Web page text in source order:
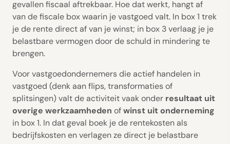
gevallen fiscaal aftrekbaar. Hoe dat werkt, hangt af
van de fiscale box waarin je vastgoed valt. In box 1 trek
je de rente direct af van je winst; in box 3 verlaag je je
belastbare vermogen door de schuld in mindering te
brengen.
Voor vastgoedondernemers die actief handelen in
vastgoed (denk aan flips, transformaties of
splitsingen) valt de activiteit vaak onder resultaat uit
overige werkzaamheden ofwinst uit onderneming
in box 1. In dat geval boek je de rentekosten als
bedrijfskosten en verlagen ze direct je belastbare